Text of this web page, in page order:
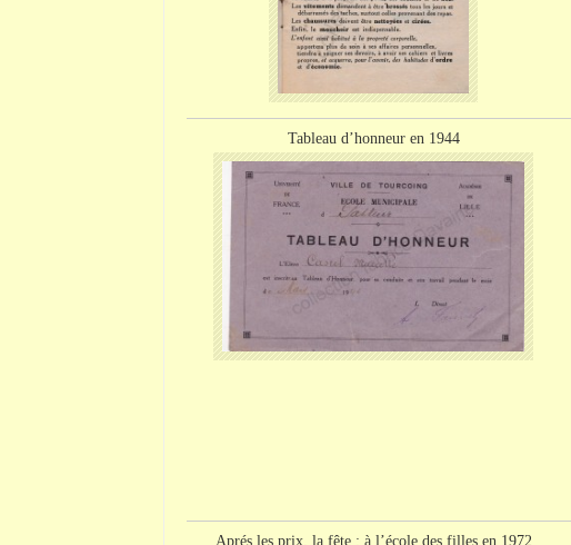
Tableau d’honneur en 1944
Aprésles prix, la fête : à l’école des filles en 1972